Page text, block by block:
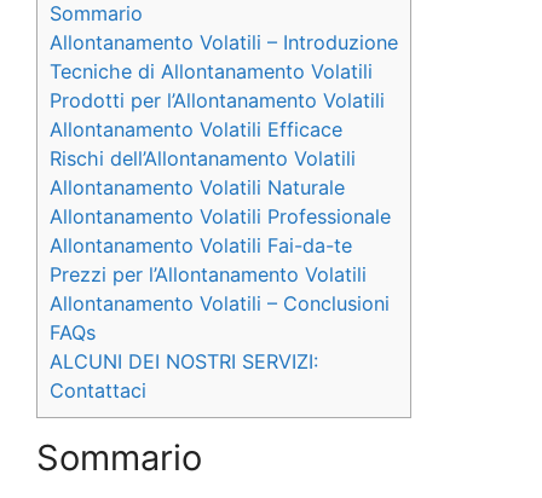
Sommario
Allontanamento Volatili – Introduzione
Tecniche di Allontanamento Volatili
Prodotti per l’Allontanamento Volatili
Allontanamento Volatili Efficace
Rischi dell’Allontanamento Volatili
Allontanamento Volatili Naturale
Allontanamento Volatili Professionale
Allontanamento Volatili Fai-da-te
Prezzi per l’Allontanamento Volatili
Allontanamento Volatili – Conclusioni
FAQs
ALCUNI DEI NOSTRI SERVIZI:
Contattaci
Sommario